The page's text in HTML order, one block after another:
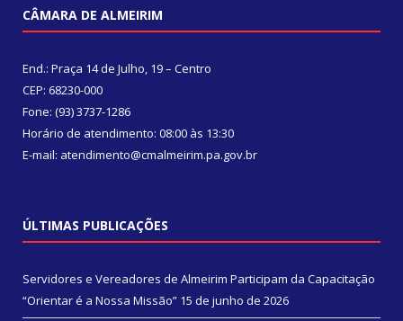
CÂMARA DE ALMEIRIM
End.: Praça 14 de Julho, 19 – Centro
CEP: 68230-000
Fone: (93) 3737-1286
Horário de atendimento: 08:00 às 13:30
E-mail: atendimento@cmalmeirim.pa.gov.br
ÚLTIMAS PUBLICAÇÕES
Servidores e Vereadores de Almeirim Participam da Capacitação
“Orientar é a Nossa Missão” 15 de junho de 2026